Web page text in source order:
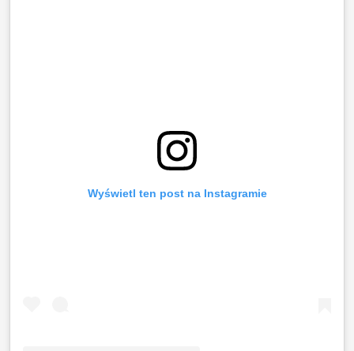
Wyświetl ten post na Instagramie